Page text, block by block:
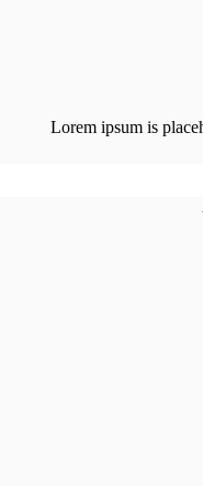
Lorem ipsum is